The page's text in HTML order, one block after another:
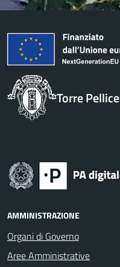
Torre Pellice
AMMINISTRAZIONE
Organi di Governo
Aree Amministrative